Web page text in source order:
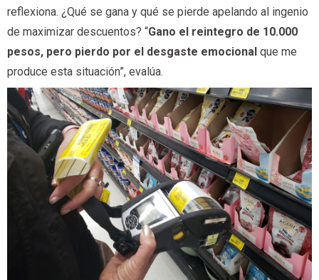
reflexiona. ¿Qué se gana y qué se pierde apelando al ingenio
de maximizar descuentos? “Gano el reintegro de 10.000
pesos, pero pierdo por el desgaste emocional que me
produce esta situación”, evalúa.